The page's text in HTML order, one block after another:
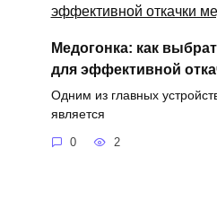
Медогонка: как
для эффективной
Одним из главных
является
0 2